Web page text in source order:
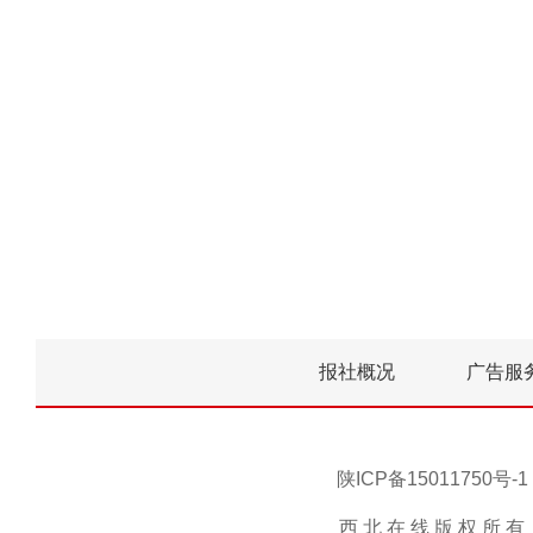
报社概况 广告服
陕ICP备15011750号-
西 北 在 线 版 权 所